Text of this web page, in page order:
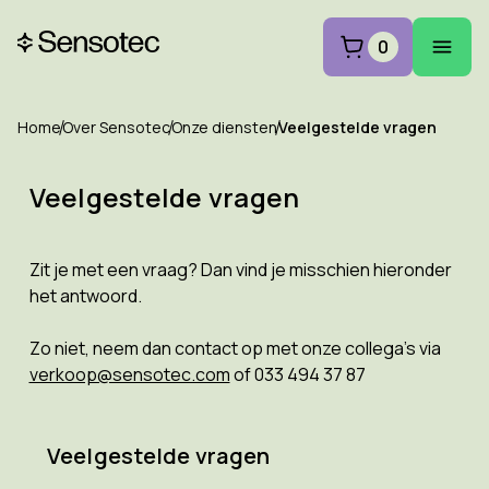
0
HomeOver SensotecOnze dienstenVeelgestelde vragen
Veelgestelde vragen
Zit je met een vraag? Dan vind je misschien hieronder
het antwoord.
Zo niet, neem dan contact op met onze collega's via
verkoop@sensotec.comof 033 494 37 87
Veelgestelde vragen